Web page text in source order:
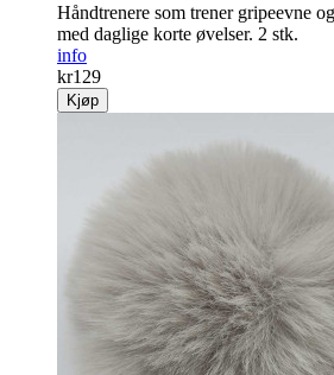
Håndtrenere som trener gripeevne
med daglige korte øvelser. 2 stk.
info
kr129
Kjøp